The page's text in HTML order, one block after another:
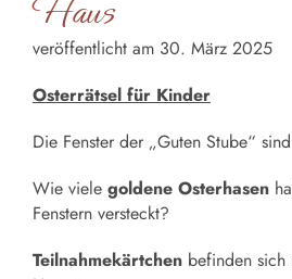
Haus
veröffentlicht am 30. März 2025
Osterrätsel für Kinder
Die Fenster der „Guten Stube“
Wie viele goldene Osterhasen
Fenstern versteckt?
Teilnahmekärtchen befinden sich